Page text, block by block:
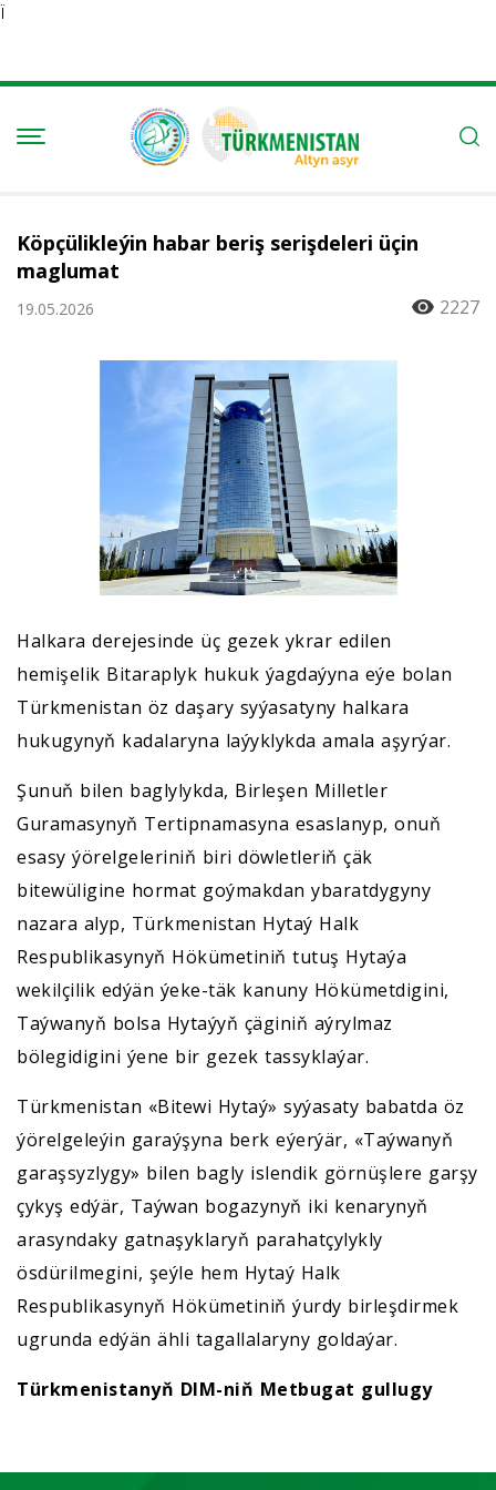
Ï
Köpçülikleýin habar beriş serişdeleri üçin
maglumat
19.05.2026 2227
Halkara derejesinde üç gezek ykrar edilen
hemişelik Bitaraplyk hukuk ýagdaýyna eýe bolan
Türkmenistan öz daşary syýasatyny halkara
hukugynyň kadalaryna laýyklykda amala aşyrýar.
Şunuň bilen baglylykda, Birleşen Milletler
Guramasynyň Tertipnamasyna esaslanyp, onuň
esasy ýörelgeleriniň biri döwletleriň çäk
bitewüligine hormat goýmakdan ybaratdygyny
nazara alyp, Türkmenistan Hytaý Halk
Respublikasynyň Hökümetiniň tutuş Hytaýa
wekilçilik edýän ýeke-täk kanuny Hökümetdigini,
Taýwanyň bolsa Hytaýyň çäginiň aýrylmaz
bölegidigini ýene bir gezek tassyklaýar.
Türkmenistan «Bitewi Hytaý» syýasaty babatda öz
ýörelgeleýin garaýşyna berk eýerýär, «Taýwanyň
garaşsyzlygy» bilen bagly islendik görnüşlere garşy
çykyş edýär, Taýwan bogazynyň iki kenarynyň
arasyndaky gatnaşyklaryň parahatçylykly
ösdürilmegini, şeýle hem Hytaý Halk
Respublikasynyň Hökümetiniň ýurdy birleşdirmek
ugrunda edýän ähli tagallalaryny goldaýar.
Türkmenistanyň DIM-niň Metbugat gullugy